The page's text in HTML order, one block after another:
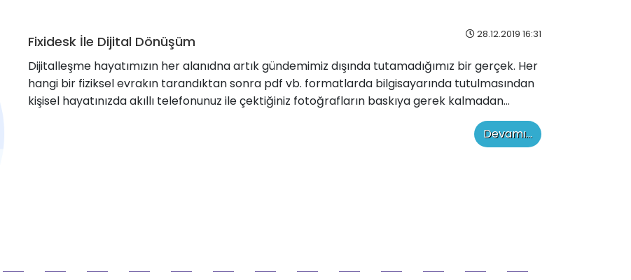
28.12.2019 16:31
Fixidesk İle Dijital Dönüşüm
Dijitalleşme hayatımızın her alanıdna artık gündemimiz dışında tutamadığımız bir gerçek. Her
hangi bir fiziksel evrakın tarandıktan sonra pdf vb. formatlarda bilgisayarında tutulmasından
kişisel hayatınızda akıllı telefonunuz ile çektiğiniz fotoğrafların baskıya gerek kalmadan...
Devamı...